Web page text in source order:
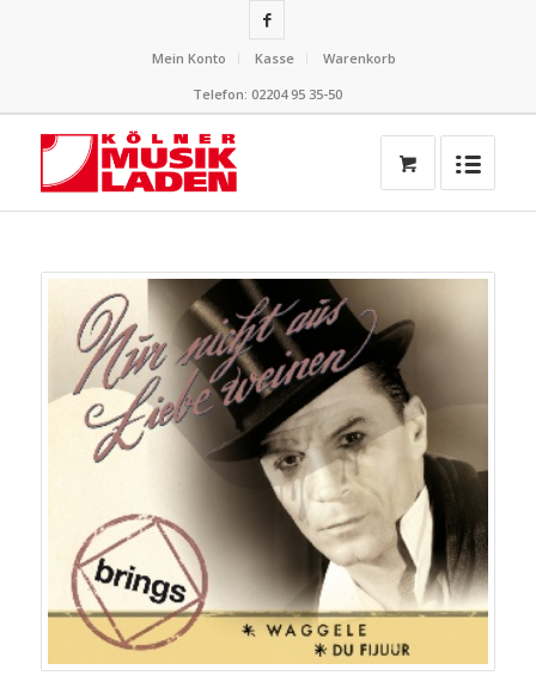
Mein Konto Kasse
Warenkorb
Telefon: 02204 95 35-50